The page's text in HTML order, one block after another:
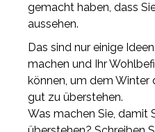
gemacht haben, dass
aussehen.
Das sind nur einige
machen und Ihr
können, um dem Winter
gut zu überstehen.
Was machen Sie, damit